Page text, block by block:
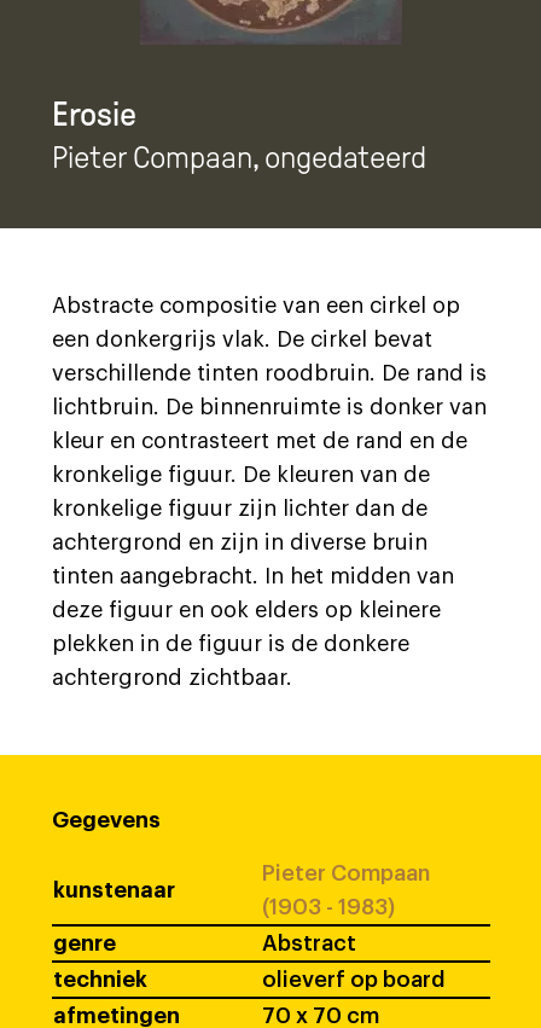
Erosie
Pieter Compaan, ongedateerd
Abstracte compositie van een cirkel op
een donkergrijs vlak. De cirkel bevat
verschillende tinten roodbruin. De rand is
lichtbruin. De binnenruimte is donker van
kleur en contrasteert met de rand en de
kronkelige figuur. De kleuren van de
kronkelige figuur zijn lichter dan de
achtergrond en zijn in diverse bruin
tinten aangebracht. In het midden van
deze figuur en ook elders op kleinere
plekken in de figuur is de donkere
achtergrond zichtbaar.
Gegevens
kunstenaar
Pieter Compaan
(1903 - 1983)
genre
Abstract
techniek
olieverf op board
afmetingen
70 x 70 cm